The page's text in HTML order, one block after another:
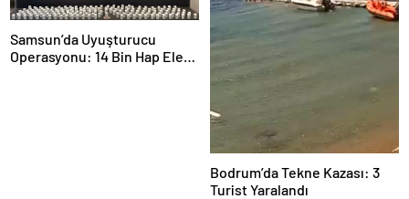
Samsun’da Uyuşturucu
Operasyonu: 14 Bin Hap Ele
Bodrum’da Tekne Kazası: 3
Turist Yaralandı